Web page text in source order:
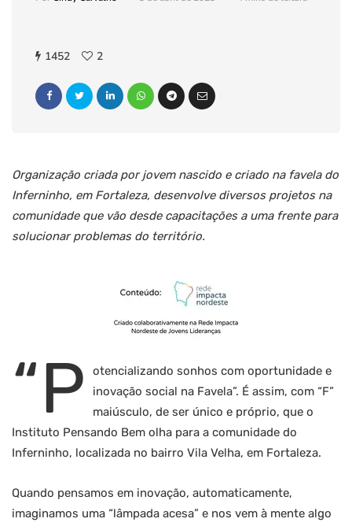
1452 2
Organização criada por jovem nascido e criado na favela do
Inferninho, em Fortaleza, desenvolve diversos projetos na
comunidade que vão desde capacitações a uma frente para
solucionar problemas do território.
“P
otencializando sonhos com oportunidade e
inovação social na Favela”. É assim, com “F”
maiúsculo, de ser único e próprio, que o
Instituto Pensando Bem olha para a comunidade do
Inferninho, localizada no bairro Vila Velha, em Fortaleza.
Quando pensamos em inovação, automaticamente,
imaginamos uma “lâmpada acesa” e nos vem à mente algo